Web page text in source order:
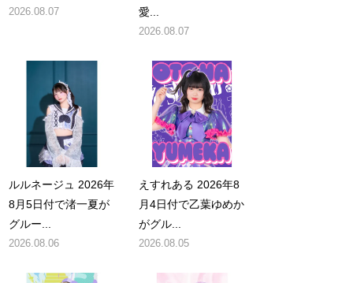
2026.08.07
愛...
2026.08.07
ルルネージュ 2026年
8月5日付で渚一夏が
グルー...
2026.08.06
えすれある 2026年8
月4日付で乙葉ゆめか
がグル...
2026.08.05